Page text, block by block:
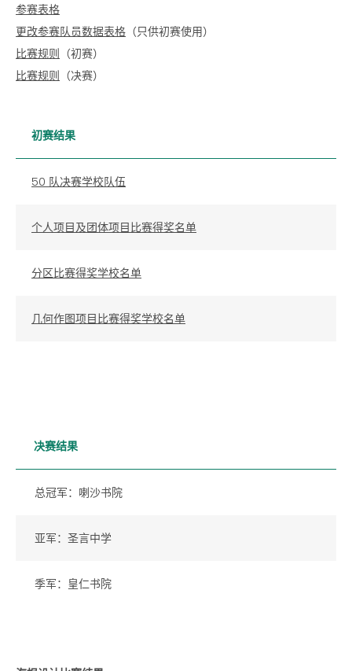
参赛表格
更改参赛队员数据表格 （只供初赛使用）
比赛规则 （初赛）
比赛规则 （决赛）
初赛结果
50 队决赛学校队伍
个人项目及团体项目比赛得奖名单
分区比赛得奖学校名单
几何作图项目比赛得奖学校名单
决赛结果
总冠军：喇沙书院
亚军：圣言中学
季军：皇仁书院